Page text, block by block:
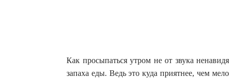
Как просыпаться утром не от звука
запаха еды. Ведь это куда приятнее, чем